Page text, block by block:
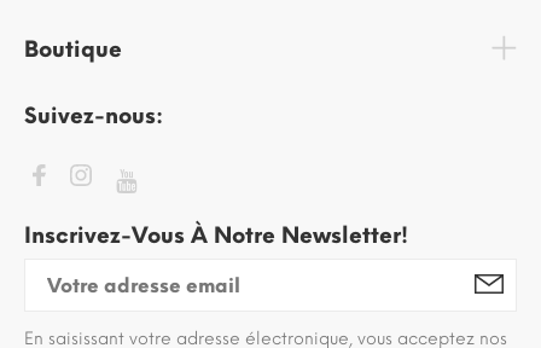
Boutique
Suivez-nous:
Inscrivez-Vous À Notre Newsletter!
En saisissant votre adresse électronique, vous acceptez nos